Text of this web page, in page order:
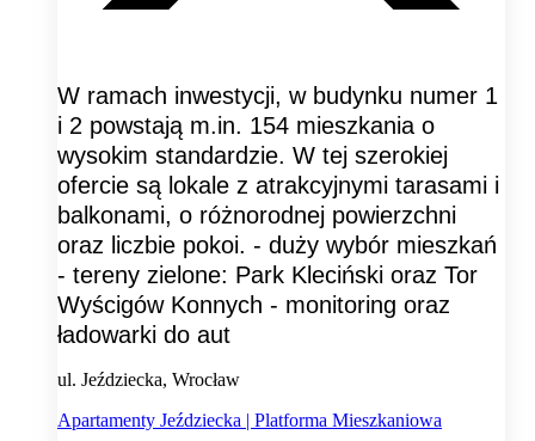
W ramach inwestycji, w budynku numer 1
i 2 powstają m.in. 154 mieszkania o
wysokim standardzie. W tej szerokiej
ofercie są lokale z atrakcyjnymi tarasami i
balkonami, o różnorodnej powierzchni
oraz liczbie pokoi. - duży wybór mieszkań
- tereny zielone: Park Kleciński oraz Tor
Wyścigów Konnych - monitoring oraz
ładowarki do aut
ul. Jeździecka, Wrocław
Apartamenty Jeździecka | Platforma Mieszkaniowa